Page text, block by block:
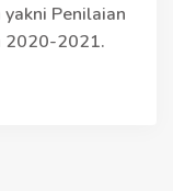
Penilaian
2020-2021.